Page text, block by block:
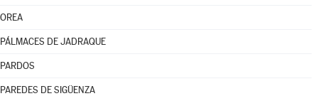
OREA
PÁLMACES DE JADRAQUE
PARDOS
PAREDES DE SIGÜENZA